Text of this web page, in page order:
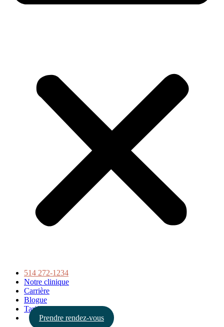
514 272-1234
Notre clinique
Carrière
Blogue
Tarifs
Prendre rendez-vous